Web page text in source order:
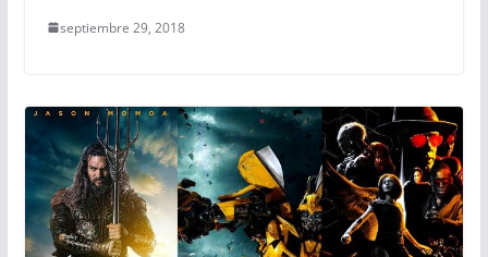
septiembre 29, 2018